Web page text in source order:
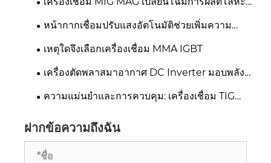
สมัยใหม่ได้อย่างไร
หน้ากากเชื่อมปรับแสงอัตโนมัติช่วยเพิ่มความ
ปลอดภัยและประสิทธิภาพในการเชื่อมได้อย่างไร
เหตุใดจึงเลือกเครื่องเชื่อม MMA IGBT
เครื่องตัดพลาสมาอากาศ DC Inverter มอบพลัง
และความสะดวกในการพกพา
ความแม่นยำและการควบคุม: เครื่องเชื่อม TIG
ฝากข้อความถึงฉัน